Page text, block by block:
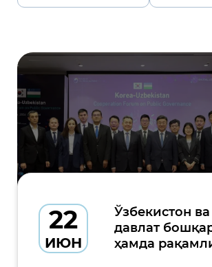
22
ИЮН
Ўзбекистон
давлат
ҳамда